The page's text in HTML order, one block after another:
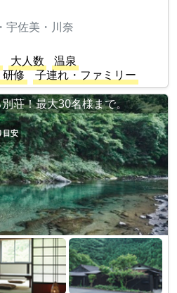
宇佐美・川奈
大人数
温泉
修
子連れ・ファミリー
荘！最大30名様まで。
目安